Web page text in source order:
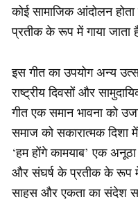
कोई सामाजिक आंदोलन होता
प्रतीक के रूप में गाया जाता
इस गीत का उपयोग अन्य
राष्ट्रीय दिवसों और
गीत एक समान भावना को
समाज को सकारात्मक
‘हम होंगे कामयाब’ एक अनूठा
और संघर्ष के प्रतीक के रूप
साहस और एकता का संदेश